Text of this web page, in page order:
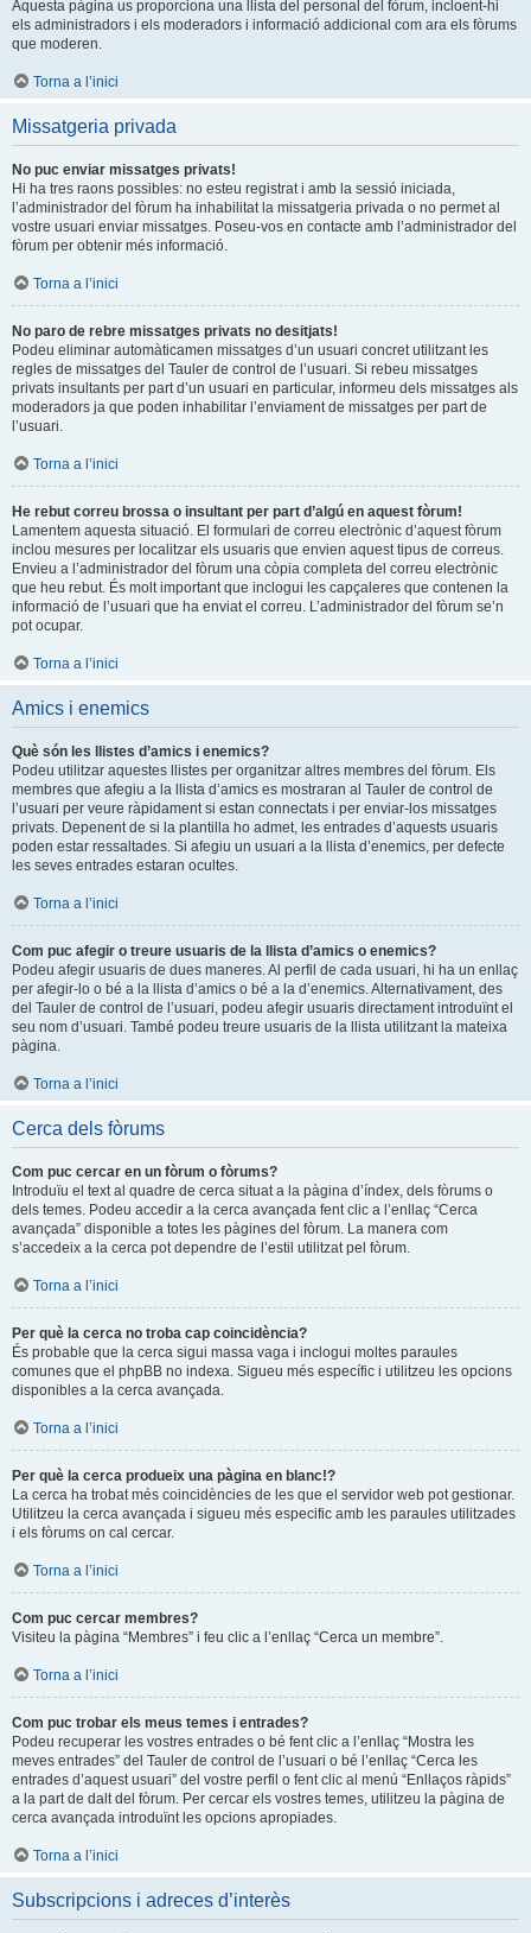
Aquesta pàgina us proporciona una llista del personal del fòrum, incloent-hi
els administradors i els moderadors i informació addicional com ara els fòrums
que moderen.
Torna a l’inici
Missatgeria privada
No puc enviar missatges privats!
Hi ha tres raons possibles: no esteu registrat i amb la sessió iniciada,
l’administrador del fòrum ha inhabilitat la missatgeria privada o no permet al
vostre usuari enviar missatges. Poseu-vos en contacte amb l’administrador del
fòrum per obtenir més informació.
Torna a l’inici
No paro de rebre missatges privats no desitjats!
Podeu eliminar automàticamen missatges d’un usuari concret utilitzant les
regles de missatges del Tauler de control de l’usuari. Si rebeu missatges
privats insultants per part d’un usuari en particular, informeu dels missatges als
moderadors ja que poden inhabilitar l’enviament de missatges per part de
l’usuari.
Torna a l’inici
He rebut correu brossa o insultant per part d’algú en aquest fòrum!
Lamentem aquesta situació. El formulari de correu electrònic d’aquest fòrum
inclou mesures per localitzar els usuaris que envien aquest tipus de correus.
Envieu a l’administrador del fòrum una còpia completa del correu electrònic
que heu rebut. És molt important que inclogui les capçaleres que contenen la
informació de l’usuari que ha enviat el correu. L’administrador del fòrum se’n
pot ocupar.
Torna a l’inici
Amics i enemics
Què són les llistes d’amics i enemics?
Podeu utilitzar aquestes llistes per organitzar altres membres del fòrum. Els
membres que afegiu a la llista d’amics es mostraran al Tauler de control de
l’usuari per veure ràpidament si estan connectats i per enviar-los missatges
privats. Depenent de si la plantilla ho admet, les entrades d’aquests usuaris
poden estar ressaltades. Si afegiu un usuari a la llista d’enemics, per defecte
les seves entrades estaran ocultes.
Torna a l’inici
Com puc afegir o treure usuaris de la llista d’amics o enemics?
Podeu afegir usuaris de dues maneres. Al perfil de cada usuari, hi ha un enllaç
per afegir-lo o bé a la llista d’amics o bé a la d’enemics. Alternativament, des
del Tauler de control de l’usuari, podeu afegir usuaris directament introduïnt el
seu nom d’usuari. També podeu treure usuaris de la llista utilitzant la mateixa
pàgina.
Torna a l’inici
Cerca dels fòrums
Com puc cercar en un fòrum o fòrums?
Introduïu el text al quadre de cerca situat a la pàgina d’índex, dels fòrums o
dels temes. Podeu accedir a la cerca avançada fent clic a l’enllaç “Cerca
avançada” disponible a totes les pàgines del fòrum. La manera com
s’accedeix a la cerca pot dependre de l’estil utilitzat pel fòrum.
Torna a l’inici
Per què la cerca no troba cap coincidència?
És probable que la cerca sigui massa vaga i inclogui moltes paraules
comunes que el phpBB no indexa. Sigueu més específic i utilitzeu les opcions
disponibles a la cerca avançada.
Torna a l’inici
Per què la cerca produeix una pàgina en blanc!?
La cerca ha trobat més coincidències de les que el servidor web pot gestionar.
Utilitzeu la cerca avançada i sigueu més especific amb les paraules utilitzades
i els fòrums on cal cercar.
Torna a l’inici
Com puc cercar membres?
Visiteu la pàgina “Membres” i feu clic a l’enllaç “Cerca un membre”.
Torna a l’inici
Com puc trobar els meus temes i entrades?
Podeu recuperar les vostres entrades o bé fent clic a l’enllaç “Mostra les
meves entrades” del Tauler de control de l’usuari o bé l’enllaç “Cerca les
entrades d’aquest usuari” del vostre perfil o fent clic al menú “Enllaços ràpids”
a la part de dalt del fòrum. Per cercar els vostres temes, utilitzeu la pàgina de
cerca avançada introduïnt les opcions apropiades.
Torna a l’inici
Subscripcions i adreces d’interès